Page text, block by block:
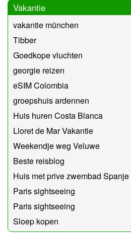
Vakantie
vakantie münchen
Tibber
Goedkope vluchten
georgie reizen
eSIM Colombia
groepshuis ardennen
Huis huren Costa Blanca
Lloret de Mar Vakantie
Weekendje weg Veluwe
Beste reisblog
Huis met prive zwembad Spanje
Paris sightseeing
Paris sightseeing
Sloep kopen